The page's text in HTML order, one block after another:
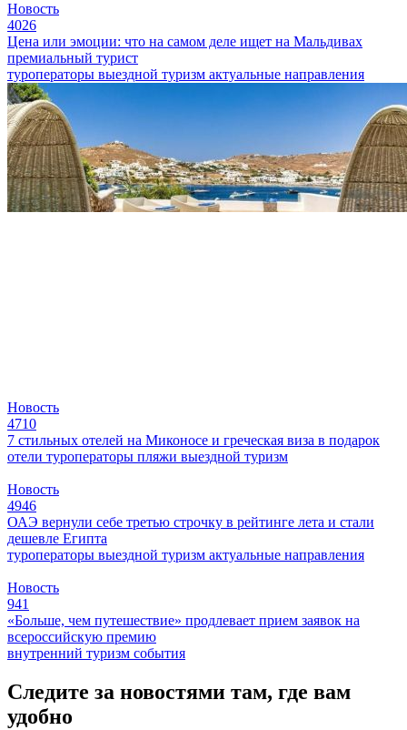
Новость
4026
Цена или эмоции: что на самом деле ищет на Мальдивах
премиальный турист
туроператоры выездной туризм актуальные направления
Новость
4710
7 стильных отелей на Миконосе и греческая виза в подарок
отели туроператоры пляжи выездной туризм
Новость
4946
ОАЭ вернули себе третью строчку в рейтинге лета и стали
дешевле Египта
туроператоры выездной туризм актуальные направления
Новость
941
«Больше, чем путешествие» продлевает прием заявок на
всероссийскую премию
внутренний туризм события
Следите за новостями там, где вам
удобно